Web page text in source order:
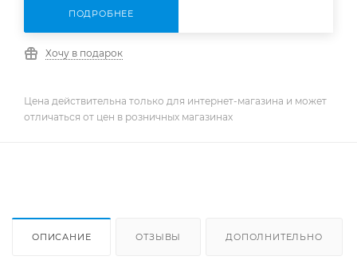
ПОДРОБНЕЕ
Хочу в подарок
Цена действительна только для интернет-магазина и может
отличаться от цен в розничных магазинах
ОПИСАНИЕ ОТЗЫВЫ ДОПОЛНИТЕЛЬНО